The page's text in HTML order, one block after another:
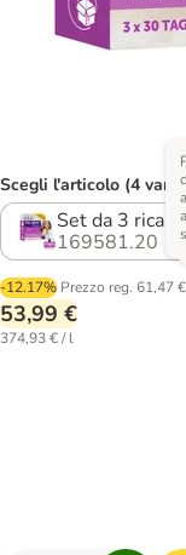
Scegli l'articolo (4
Set da 3
169581.20
-12.17% Prezzo reg. 61,47 €
53,99 €
374,93 € / l